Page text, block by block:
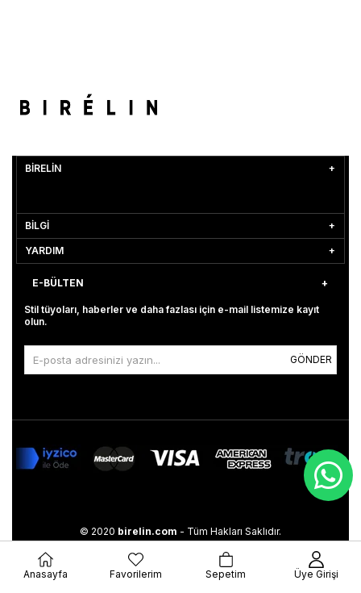
BİRELİN
BİLGİ
YARDIM
E-BÜLTEN
Stil tüyoları, haberler ve daha fazlası için e-mail listemize kayıt
olun.
GÖNDER
© 2020 birelin.com - Tüm Hakları Saklıdır.
Anasayfa Favorilerim Sepetim Üye Girişi